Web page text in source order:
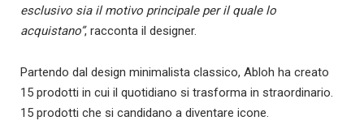
esclusivo sia il motivo principale per il quale lo
acquistano”, racconta il designer.
Partendo dal design minimalista classico, Abloh ha creato
15 prodotti in cui il quotidiano si trasforma in straordinario.
15 prodotti che si candidano a diventare icone.